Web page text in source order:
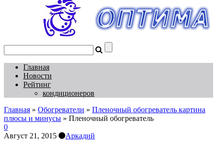
Главная
Новости
Рейтинг
кондиционеров
Главная » Обогреватели » Пленочный обогреватель картина
плюсы и минусы » Пленочный обогреватель
0
Август 21, 2015
Аркадий